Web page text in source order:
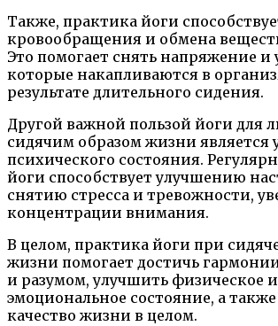
Также, практика йоги
кровообращения и обмена
Это помогает снять напряжение и
которые накапливаются в
результате длительного сидения.
Другой важной пользой йоги для
сидячим образом жизни является
психического состояния.
йоги способствует улучшению
снятию стресса и тревожности,
концентрации внимания.
В целом, практика йоги при
жизни помогает достичь
и разумом, улучшить физическое и
эмоциональное состояние, а
качество жизни в целом.